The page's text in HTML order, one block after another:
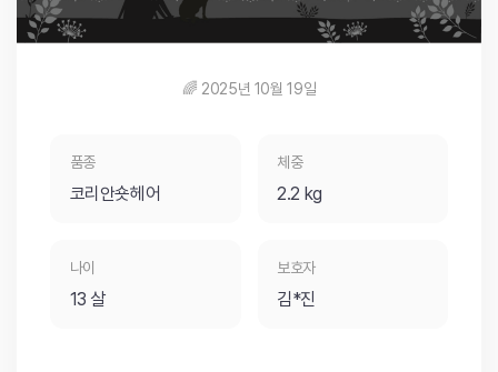
🌈 2025년 10월 19일
품종
코리안숏헤어
체중
2.2 kg
나이
13 살
보호자
김*진